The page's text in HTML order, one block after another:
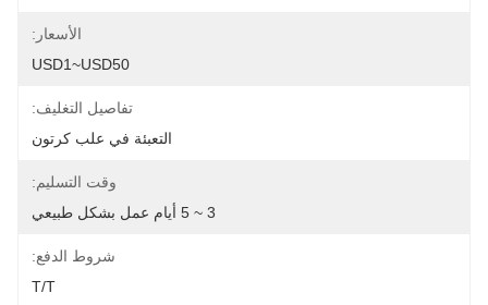
الأسعار:
USD1~USD50
تفاصيل التغليف:
التعبئة في علب كرتون
وقت التسليم:
3 ~ 5 أيام عمل بشكل طبيعي
شروط الدفع:
T/T